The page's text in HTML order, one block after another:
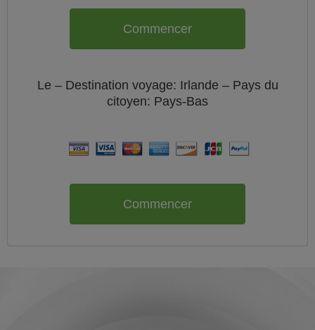
Commencer
Le – Destination voyage: Irlande – Pays du
citoyen: Pays-Bas
Commencer